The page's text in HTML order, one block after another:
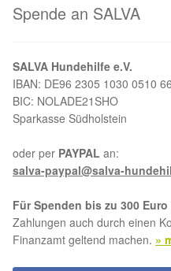
Spende an SALVA
SALVA Hundehilfe e.V.
IBAN: DE96 2305 1030 0510
BIC: NOLADE21SHO
Sparkasse Südholstein
oder per PAYPAL an:
salva-paypal@salva-
Für Spenden bis zu 300 Euro
Zahlungen auch durch einen
Finanzamt geltend machen. »